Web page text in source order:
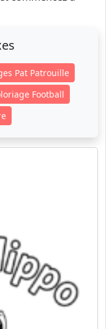
Pat Patrouille
Football